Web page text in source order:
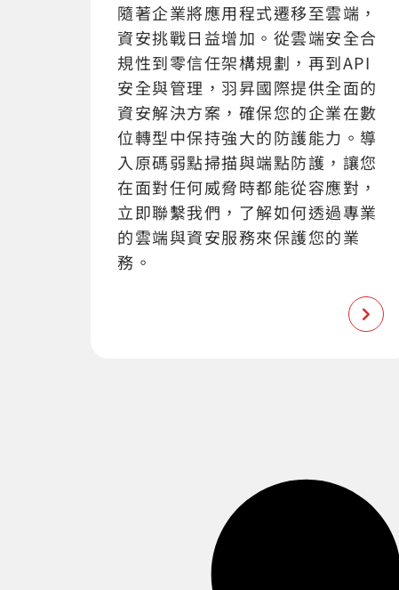
隨著企業將應用程式遷移至雲端，
資安挑戰日益增加。從雲端安全合
規性到零信任架構規劃，再到API
安全與管理，羽昇國際提供全面的
資安解決方案，確保您的企業在數
位轉型中保持強大的防護能力。導
入原碼弱點掃描與端點防護，讓您
在面對任何威脅時都能從容應對，
立即聯繫我們，了解如何透過專業
的雲端與資安服務來保護您的業
務。